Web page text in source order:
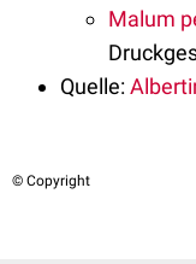
Malum
Quelle:
© Copyright